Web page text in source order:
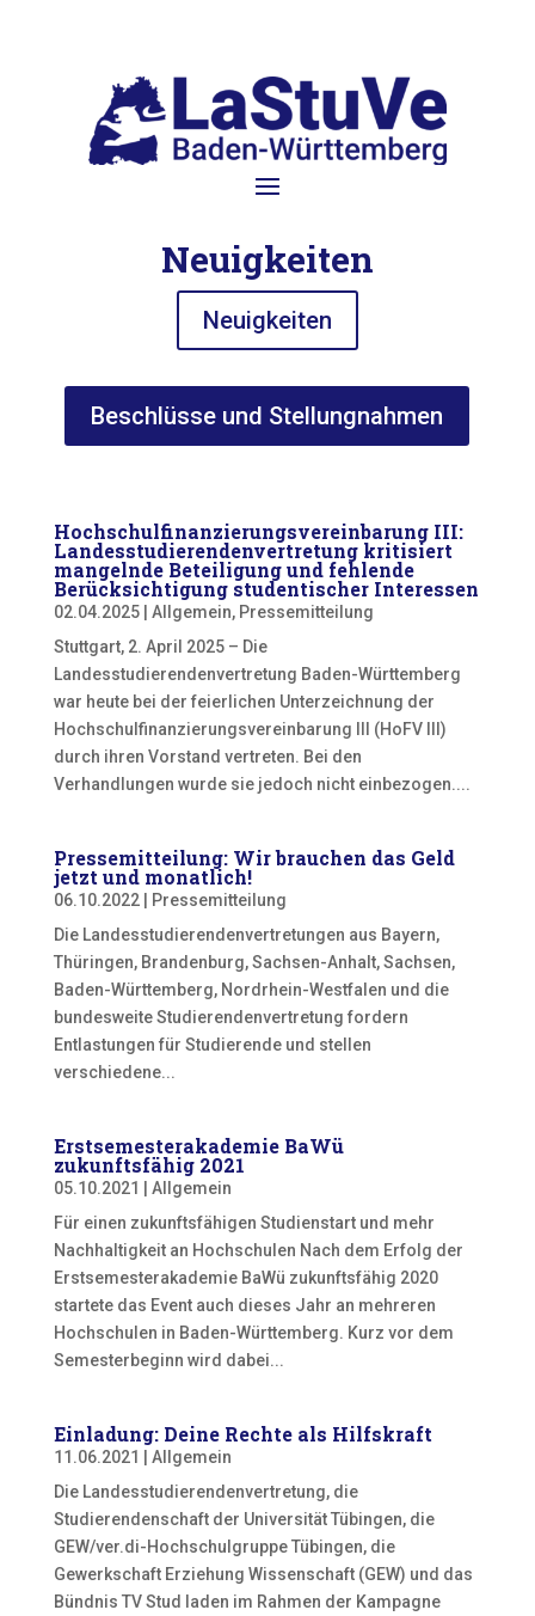
Neuigkeiten
Neuigkeiten
Beschlüsse und Stellungnahmen
Hochschulfinanzierungsvereinbarung III:
Landesstudierendenvertretung kritisiert
mangelnde Beteiligung und fehlende
Berücksichtigung studentischer Interessen
02.04.2025| Allgemein, Pressemitteilung
Stuttgart, 2. April 2025 – Die
Landesstudierendenvertretung Baden-Württemberg
war heute bei der feierlichen Unterzeichnung der
Hochschulfinanzierungsvereinbarung III (HoFV III)
durch ihren Vorstand vertreten. Bei den
Verhandlungen wurde sie jedoch nicht einbezogen....
Pressemitteilung: Wir brauchen das Geld
jetzt und monatlich!
06.10.2022|
Pressemitteilung
Die Landesstudierendenvertretungen aus Bayern,
Thüringen, Brandenburg, Sachsen-Anhalt, Sachsen,
Baden-Württemberg, Nordrhein-Westfalen und die
bundesweite Studierendenvertretung fordern
Entlastungen für Studierende und stellen
verschiedene...
Erstsemesterakademie BaWü
zukunftsfähig 2021
05.10.2021
Allgemein
Für einen zukunftsfähigen Studienstart und mehr
Nachhaltigkeit an Hochschulen Nach dem Erfolg der
Erstsemesterakademie BaWü zukunftsfähig 2020
startete das Event auch dieses Jahr an mehreren
Hochschulen in Baden-Württemberg. Kurz vor dem
Semesterbeginn wird dabei...
Einladung: Deine Rechte als Hilfskraft
11.06.2021
Allgemein
Die Landesstudierendenvertretung, die
Studierendenschaft der Universität Tübingen, die
GEW/ver.di-Hochschulgruppe Tübingen, die
Gewerkschaft Erziehung Wissenschaft (GEW) und das
Bündnis TV Stud laden im Rahmen der Kampagne